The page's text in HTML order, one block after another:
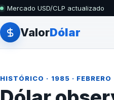
Mercado USD/CLP actualizado
ValorDólar
HISTÓRICO · 1985 · FEBRERO